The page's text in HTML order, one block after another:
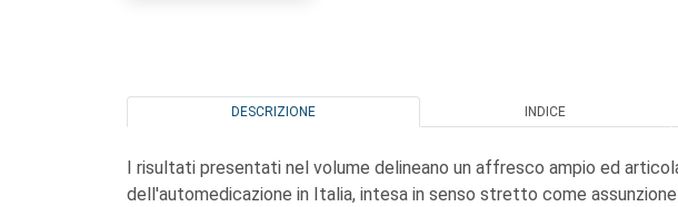
DESCRIZIONE INDICE
I risultati presentati nel volume delineano un affresco ampio ed
dell'automedicazione in Italia, intesa in senso stretto come